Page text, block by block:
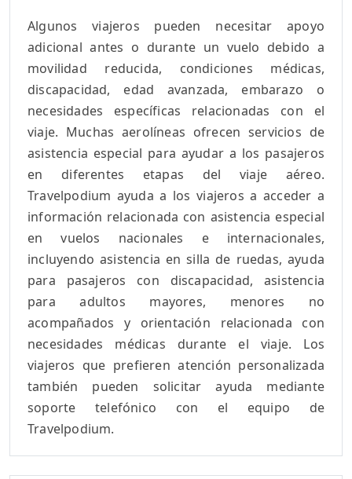
Algunos viajeros pueden necesitar apoyo
adicional antes o durante un vuelo debido a
movilidad reducida, condiciones médicas,
discapacidad, edad avanzada, embarazo o
necesidades específicas relacionadas con el
viaje. Muchas aerolíneas ofrecen servicios de
asistencia especial para ayudar a los pasajeros
en diferentes etapas del viaje aéreo.
Travelpodium ayuda a los viajeros a acceder a
información relacionada con asistencia especial
en vuelos nacionales e internacionales,
incluyendo asistencia en silla de ruedas, ayuda
para pasajeros con discapacidad, asistencia
para adultos mayores, menores no
acompañados y orientación relacionada con
necesidades médicas durante el viaje. Los
viajeros que prefieren atención personalizada
también pueden solicitar ayuda mediante
soporte telefónico con el equipo de
Travelpodium.